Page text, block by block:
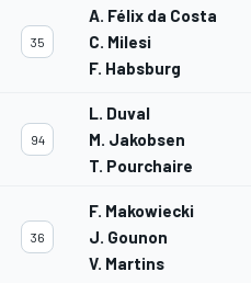
35
A. Félix da Costa
C. Milesi
F. Habsburg
94
L. Duval
M. Jakobsen
T. Pourchaire
36
F. Makowiecki
J. Gounon
V. Martins